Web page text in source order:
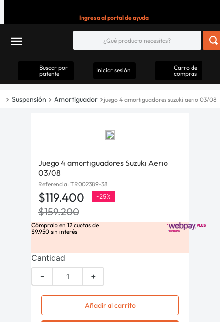
Ingresa al portal de ayuda
Buscar por
patente
Iniciar sesión
Carro de
compras
Suspensión Amortiguador juego 4 amortiguadores suzuki aerio 03/08
Juego 4 amortiguadores Suzuki Aerio
03/08
Referencia: TR002389-38
$119.400 -25%
$159.200
Cómpralo en 12 cuotas de
$9.950 sin interés
Cantidad
＋
－
Añadir al carrito